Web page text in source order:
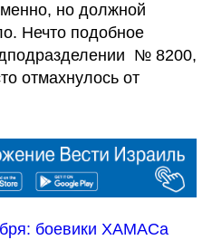
но должной
Нечто подобное
№ 8200,
отмахнулось от
боевики ХАМАСа